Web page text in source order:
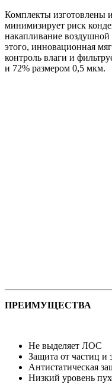
Комплекты изготовлены
минимизирует риск
накапливание
этого, инновационная
контроль влаги и
и 72% размером 0,5 мкм.
ПРЕИМУЩЕСТВА
Не выделяет ЛОС
Защита от частиц и
Антистатическая
Низкий уровень